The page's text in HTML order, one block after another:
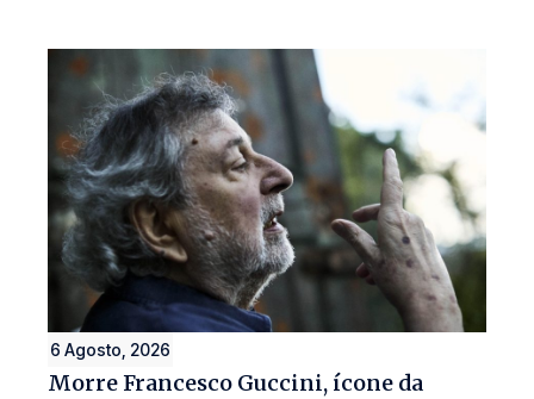
6 Agosto, 2026
Morre Francesco Guccini, ícone da